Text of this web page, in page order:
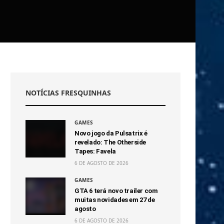
NOTÍCIAS FRESQUINHAS
GAMES
Novo jogo da Pulsatrix é
revelado: The Otherside
Tapes: Favela
6 DE AGOSTO DE 2026
GAMES
GTA 6 terá novo trailer com
muitas novidades em 27 de
agosto
6 DE AGOSTO DE 2026